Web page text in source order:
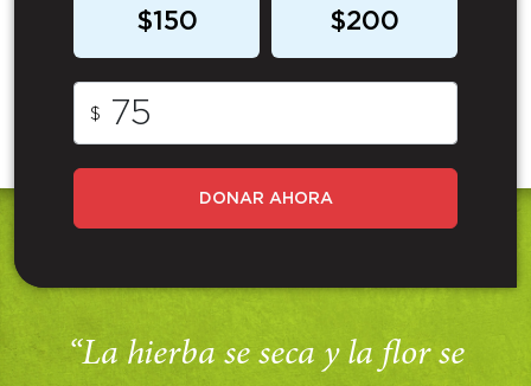
$150 $200
$
DONAR AHORA
“La hierba se seca y la flor se